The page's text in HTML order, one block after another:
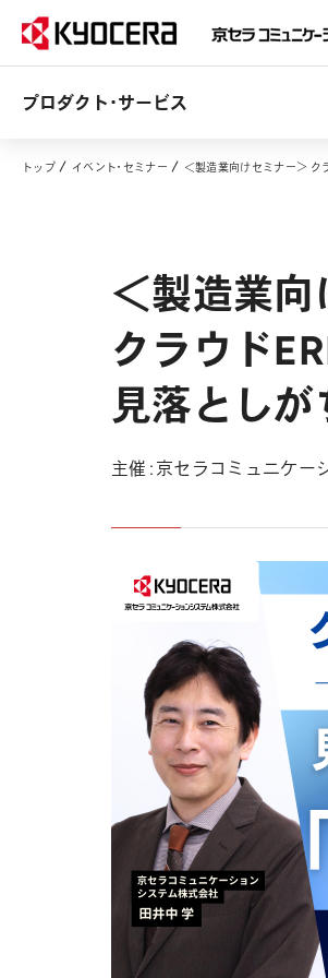
プロダクト・サービス
トップ イベント・セミナー ＜製造業向けセミナー＞ ク
＜製造業向
クラウド
見落としが
主催：京セラコミュニケー